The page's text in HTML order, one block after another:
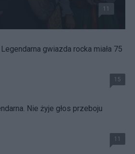
11
gwiazda rocka miała 75
15
Nie żyje głos przeboju
11